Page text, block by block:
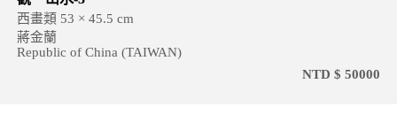
西畫類 53 × 45.5 cm
蔣金蘭
Republic of China (TAIWAN)
NTD $ 50000